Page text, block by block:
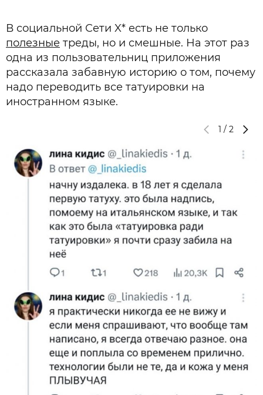
В социальной Сети X* есть не только
полезные треды, но и смешные. На этот раз
одна из пользовательниц приложения
рассказала забавную историю о том, почему
надо переводить все татуировки на
иностранном языке.
1 / 2